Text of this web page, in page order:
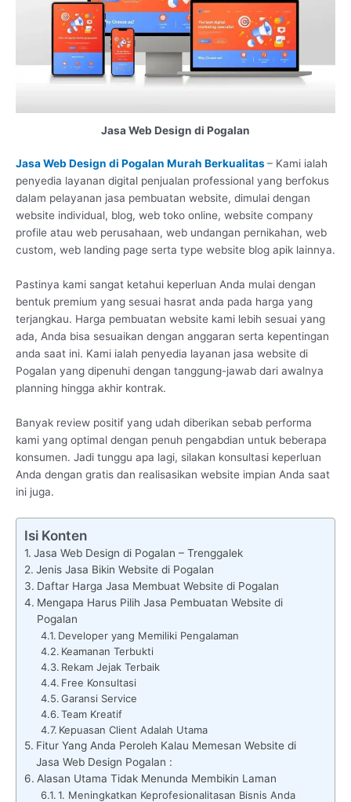
Jasa Web Design di Pogalan
Jasa Web Design di Pogalan Murah Berkualitas– Kami ialah
penyedia layanan digital penjualan professional yang berfokus
dalam pelayanan jasa pembuatan website, dimulai dengan
website individual, blog, web toko online, website company
profile atau web perusahaan, web undangan pernikahan, web
custom, web landing page serta type website blog apik lainnya.
Pastinya kami sangat ketahui keperluan Anda mulai dengan
bentuk premium yang sesuai hasrat anda pada harga yang
terjangkau. Harga pembuatan website kami lebih sesuai yang
ada, Anda bisa sesuaikan dengan anggaran serta kepentingan
anda saat ini. Kami ialah penyedia layanan jasa website di
Pogalan yang dipenuhi dengan tanggung-jawab dari awalnya
planning hingga akhir kontrak.
Banyak review positif yang udah diberikan sebab performa
kami yang optimal dengan penuh pengabdian untuk beberapa
konsumen. Jadi tunggu apa lagi, silakan konsultasi keperluan
Anda dengan gratis dan realisasikan website impian Anda saat
ini juga.
Isi Konten
Jasa Web Design di Pogalan – Trenggalek
Jenis Jasa Bikin Website di Pogalan
Daftar Harga Jasa Membuat Website di Pogalan
Mengapa Harus Pilih Jasa Pembuatan Website di
Pogalan
Developer yang Memiliki Pengalaman
Keamanan Terbukti
Rekam Jejak Terbaik
Free Konsultasi
Garansi Service
Team Kreatif
Kepuasan Client Adalah Utama
Fitur Yang Anda Peroleh Kalau Memesan Website di
Jasa Web Design Pogalan :
Alasan Utama Tidak Menunda Membikin Laman
1. Meningkatkan Keprofesionalitasan Bisnis Anda